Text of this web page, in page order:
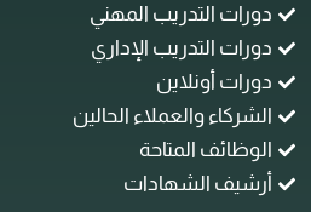
دورات التدريب المهني
دورات التدريب الإداري
دورات أونلاين
الشركاء والعملاء الحالين
الوظائف المتاحة
أرشيف الشهادات